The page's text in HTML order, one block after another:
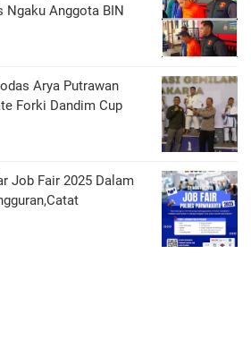
Ngaku Anggota BIN
Arya Putrawan
Forki Dandim Cup
Job Fair 2025 Dalam